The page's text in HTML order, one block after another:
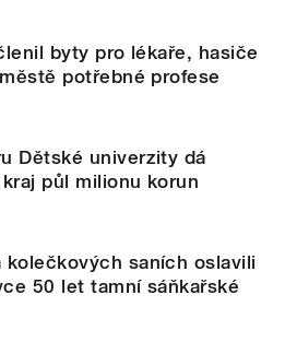
byty pro lékaře, hasiče
potřebné profese
Dětské univerzity dá
půl milionu korun
kolečkových saních oslavili
50 let tamní sáňkařské